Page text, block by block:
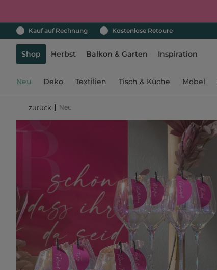
Kauf auf Rechnung Kostenlose Retoure
Shop Herbst Balkon & Garten Inspiration
Neu Deko Textilien Tisch & Küche Möbel
zurück Neu